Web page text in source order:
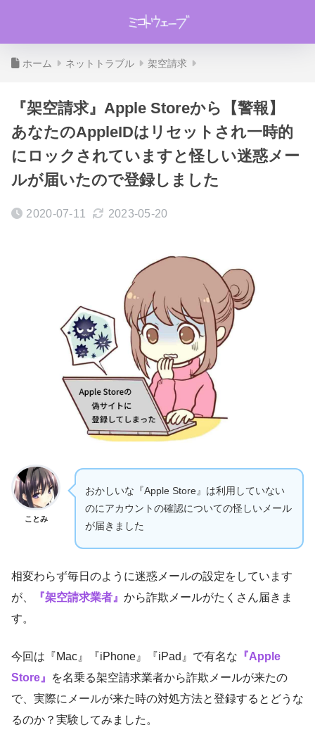
ホーム ネットトラブル 架空請求
『架空請求』Apple Storeから【警報】
あなたのAppleIDはリセットされ一時的
にロックされていますと怪しい迷惑メー
ルが届いたので登録しました
2020-07-11 2023-05-20
ことみ
おかしいな『Apple Store』は利用していない
のにアカウントの確認についての怪しいメール
が届きました
相変わらず毎日のように迷惑メールの設定をしています
が、
『架空請求業者』 から詐欺メールがたくさん届きま
す。
今回は『Mac』『iPhone』『iPad』で有名な 『Apple
Store』
を名乗る架空請求業者から詐欺メールが来たの
で、実際にメールが来た時の対処方法と登録するとどうな
るのか？実験してみました。